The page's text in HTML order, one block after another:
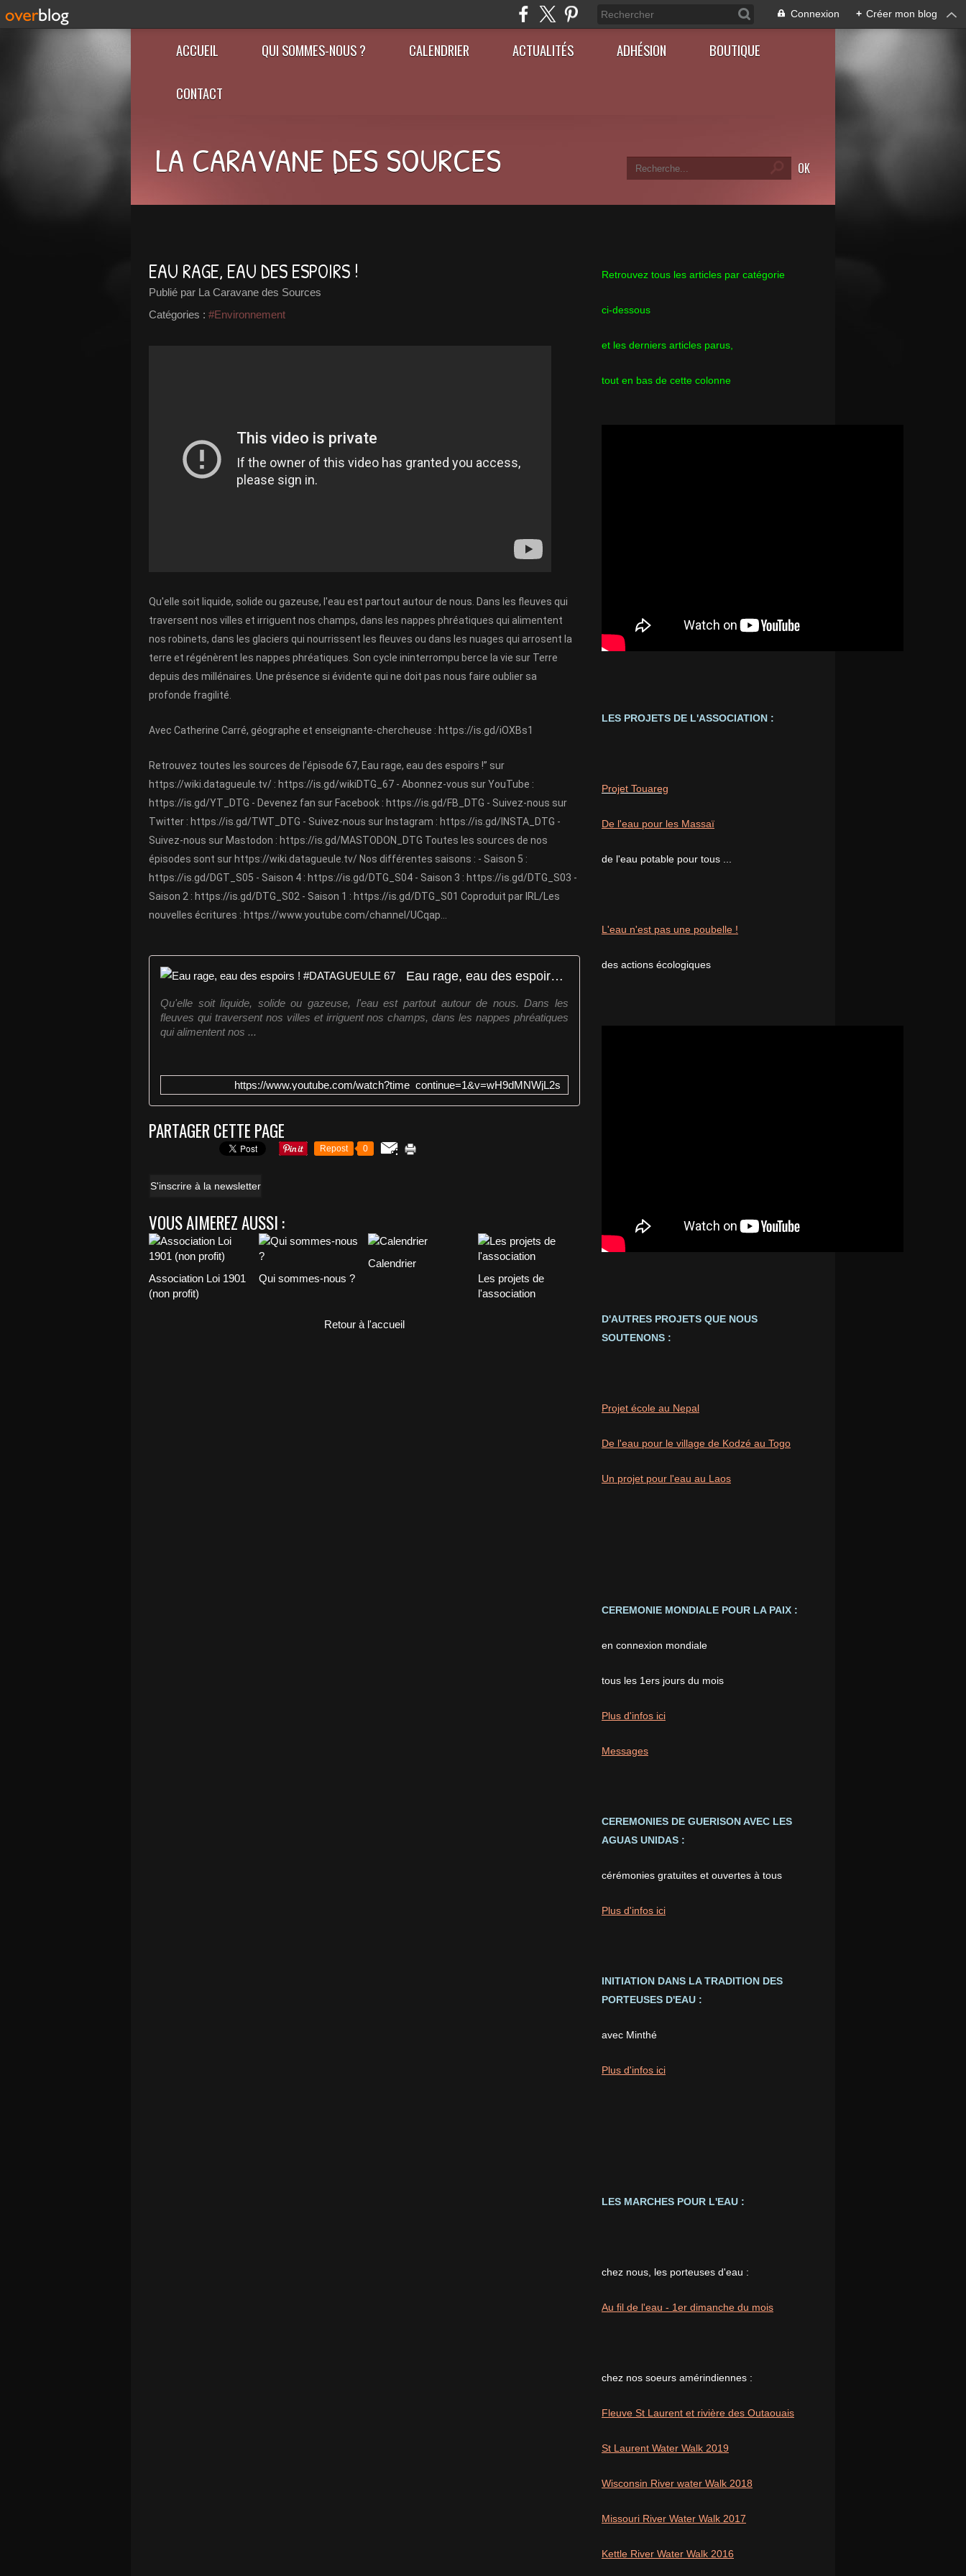
Connexion + Créer mon blog
ACCUEIL QUI SOMMES-NOUS ? CALENDRIER ACTUALITÉS ADHÉSION BOUTIQUE
CONTACT
LA CARAVANE DES SOURCES
EAU RAGE, EAU DES ESPOIRS !
Publié par La Caravane des Sources
Catégories : #Environnement
Qu'elle soit liquide, solide ou gazeuse, l'eau est partout autour de nous. Dans les fleuves qui
traversent nos villes et irriguent nos champs, dans les nappes phréatiques qui alimentent
nos robinets, dans les glaciers qui nourrissent les fleuves ou dans les nuages qui arrosent la
terre et régénèrent les nappes phréatiques. Son cycle ininterrompu berce la vie sur Terre
depuis des millénaires. Une présence si évidente qui ne doit pas nous faire oublier sa
profonde fragilité.
Avec Catherine Carré, géographe et enseignante-chercheuse : https://is.gd/iOXBs1
Retrouvez toutes les sources de l’épisode 67, Eau rage, eau des espoirs !” sur
https://wiki.datagueule.tv/ : https://is.gd/wikiDTG_67 - Abonnez-vous sur YouTube :
https://is.gd/YT_DTG - Devenez fan sur Facebook : https://is.gd/FB_DTG - Suivez-nous sur
Twitter : https://is.gd/TWT_DTG - Suivez-nous sur Instagram : https://is.gd/INSTA_DTG -
Suivez-nous sur Mastodon : https://is.gd/MASTODON_DTG Toutes les sources de nos
épisodes sont sur https://wiki.datagueule.tv/ Nos différentes saisons : - Saison 5 :
https://is.gd/DGT_S05 - Saison 4 : https://is.gd/DTG_S04 - Saison 3 : https://is.gd/DTG_S03 -
Saison 2 : https://is.gd/DTG_S02 - Saison 1 : https://is.gd/DTG_S01 Coproduit par IRL/Les
nouvelles écritures : https://www.youtube.com/channel/UCqap...
Eau rage, eau des espoirs ! #DATAGUEULE 67
Qu'elle soit liquide, solide ou gazeuse, l'eau est partout autour de nous. Dans les
fleuves qui traversent nos villes et irriguent nos champs, dans les nappes phréatiques
qui alimentent nos ...
https://www.youtube.com/watch?time_continue=1&v=wH9dMNWjL2s
PARTAGER CETTE PAGE
Repost 0
S'inscrire à la newsletter
VOUS AIMEREZ AUSSI :
Association Loi 1901
(non profit)
Qui sommes-nous ?
Calendrier
Les projets de
l'association
Retour à l'accueil
Retrouvez tous les articles par catégorie
ci-dessous
et les derniers articles parus,
tout en bas de cette colonne
LES PROJETS DE L'ASSOCIATION :
Projet Touareg
De l'eau pour les Massaï
de l'eau potable pour tous ...
L'eau n'est pas une poubelle !
des actions écologiques
D'AUTRES PROJETS QUE NOUS
SOUTENONS :
Projet école au Nepal
De l'eau pour le village de Kodzé au Togo
Un projet pour l'eau au Laos
CEREMONIE MONDIALE POUR LA PAIX :
en connexion mondiale
tous les 1ers jours du mois
Plus d'infos ici
Messages
CEREMONIES DE GUERISON AVEC LES
AGUAS UNIDAS :
cérémonies gratuites et ouvertes à tous
Plus d'infos ici
INITIATION DANS LA TRADITION DES
PORTEUSES D'EAU :
avec Minthé
Plus d'infos ici
LES MARCHES POUR L'EAU :
chez nous, les porteuses d'eau :
Au fil de l'eau - 1er dimanche du mois
chez nos soeurs amérindiennes :
Fleuve St Laurent et rivière des Outaouais
St Laurent Water Walk 2019
Wisconsin River water Walk 2018
Missouri River Water Walk 2017
Kettle River Water Walk 2016